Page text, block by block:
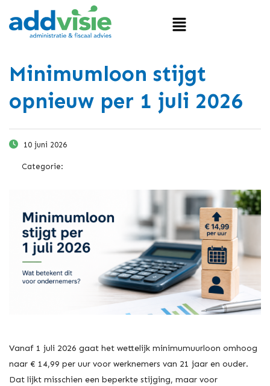
Minimumloon stijgt
opnieuw per 1 juli 2026
10 juni 2026
Categorie:
Vanaf 1 juli 2026 gaat het wettelijk minimumuurloon omhoog
naar € 14,99 per uur voor werknemers van 21 jaar en ouder.
Dat lijkt misschien een beperkte stijging, maar voor